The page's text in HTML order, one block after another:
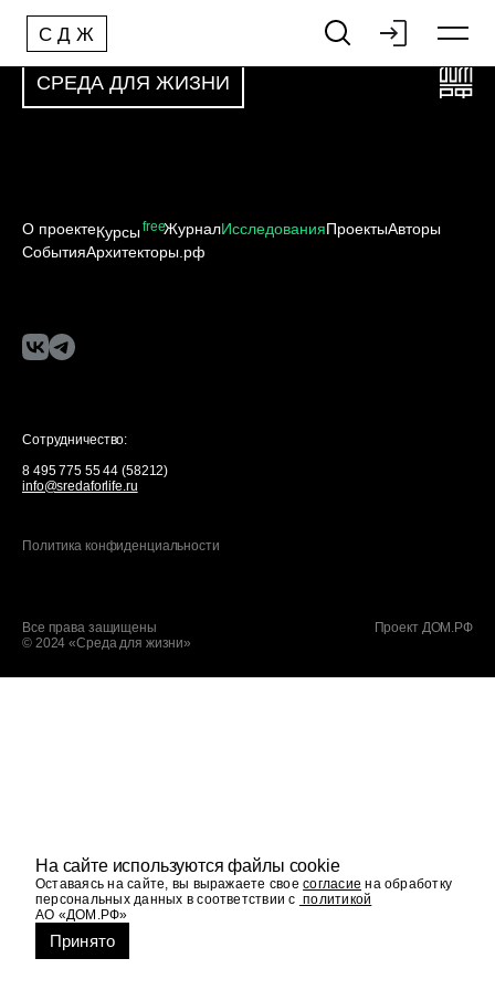
С Д Ж
СРЕДА ДЛЯ ЖИЗНИ
Политика конфиденциальности
О проектеКурсыfreeЖурналИсследованияПроектыАвторы
СобытияАрхитекторы.рф
Сотрудничество:
8 495 775 55 44 (58212)
info@sredaforlife.ru
Все права защищены
© 2024 «Среда для жизни»
Проект ДОМ.РФ
На сайте используются файлы cookie
Оставаясь на сайте, вы выражаете своесогласие на обработку
персональных данных в соответствии с политикой
АО «ДОМ.РФ»
Принято